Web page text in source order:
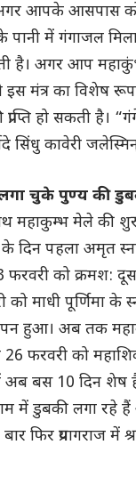
आपके आसपास कोई
में गंगाजल
है। अगर आप
इस मंत्र का विशेष
हो सकती है।
सिंधु कावेरी
चुके पुण्य की
महाकुम्भ मेले की
दिन पहला अमृत
फरवरी को क्रमश:
माधी पूर्णिमा के
हुआ। अब तक
फरवरी को
बस 10 दिन शेष
में डुबकी लगा रहे
फिर प्रयागराज में